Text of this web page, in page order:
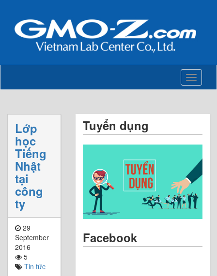
Toggle
Lớp
học
Tiếng
Nhật
tại
công
ty
29
September
2016
5
Tin tức
Tuyển dụng
Facebook